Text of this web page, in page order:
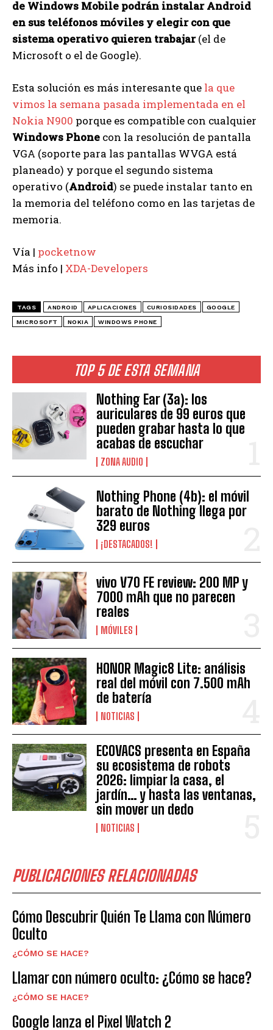
TOP 5 DE ESTA SEMANA
Nothing Ear (3a): los
auriculares de 99 euros que
pueden grabar hasta lo que
acabas de escuchar
ZONA AUDIO
Nothing Phone (4b): el móvil
barato de Nothing llega por
329 euros
¡DESTACADOS!
vivo V70 FE review: 200 MP y
7000 mAh que no parecen
reales
MÓVILES
HONOR Magic8 Lite: análisis
real del móvil con 7.500 mAh
de batería
NOTICIAS
ECOVACS presenta en España
su ecosistema de robots
2026: limpiar la casa, el
jardín… y hasta las ventanas,
sin mover un dedo
NOTICIAS
PUBLICACIONES RELACIONADAS
Cómo Descubrir Quién Te Llama con Número
Oculto
¿CÓMO SE HACE?
Llamar con número oculto: ¿Cómo se hace?
¿CÓMO SE HACE?
Google lanza el Pixel Watch 2
de Windows Mobile podrán instalar Android
en sus teléfonos móviles y elegir con que
sistema operativo quieren trabajar(el de
Microsoft o el de Google).
Esta solución es más interesante que la que
vimos la semana pasada implementada en el
Nokia N900 porque es compatible con cualquier
Windows Phone con la resolución de pantalla
VGA (soporte para las pantallas WVGA está
planeado) y porque el segundo sistema
operativo (Android) se puede instalar tanto en
la memoria del teléfono como en las tarjetas de
memoria.
Vía | pocketnow
Más info | XDA-Developers
TAGS ANDROID APLICACIONES CURIOSIDADES GOOGLE
MICROSOFT NOKIA WINDOWS PHONE